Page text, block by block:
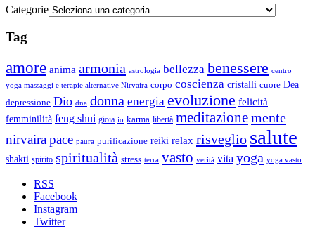
Categorie
Tag
amore anima armonia astrologia bellezza benessere centro
yoga massaggi e terapie alternative Nirvaira corpo coscienza cristalli cuore Dea
depressione Dio dna donna energia evoluzione felicità
femminilità feng shui gioia io karma libertà meditazionemente
nirvairapace paura purificazione reiki relax risveglio salute
shakti spirito spiritualità stress terra vasto verità vita yoga yoga vasto
RSS
Facebook
Instagram
Twitter